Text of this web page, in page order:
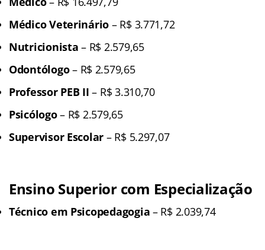
Médico Veterinário – R$ 3.771,72
Nutricionista – R$ 2.579,65
Odontólogo– R$ 2.579,65
Professor PEB II – R$ 3.310,70
Psicólogo– R$ 2.579,65
Supervisor Escolar – R$ 5.297,07
Ensino Superior com Especialização
Técnico em Psicopedagogia – R$ 2.039,74